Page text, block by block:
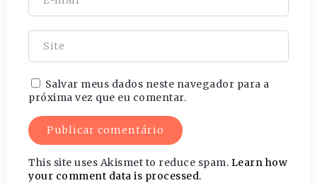
Salvar meus dados neste navegador para a
próxima vez que eu comentar.
This site uses Akismet to reduce spam. Learn how
your comment data is processed.